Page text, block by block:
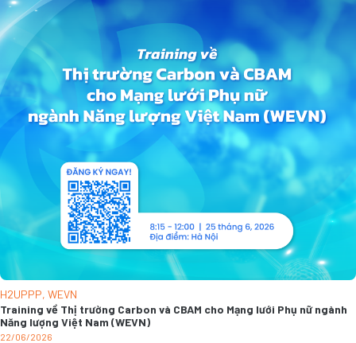
H2UPPP, WEVN
Training về Thị trường Carbon và CBAM cho Mạng lưới Phụ nữ ngành
Năng lượng Việt Nam (WEVN)
22/06/2026